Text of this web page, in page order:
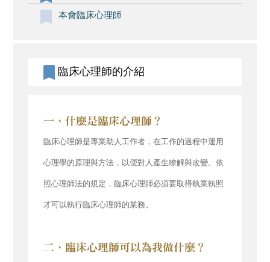
本會臨床心理師
臨床心理師的介紹
臨床心理師是專業助人工作者，在工作的過程中運用
心理學的原理與方法，以便對人產生瞭解與改變。依
照心理師法的規定，臨床心理師必須要取得執業執照
才可以執行臨床心理師的業務。